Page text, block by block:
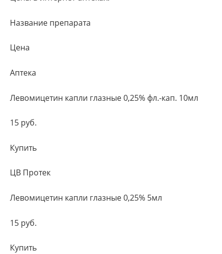
Название препарата
Цена
Аптека
Левомицетин капли глазные 0,25% фл.-кап. 10мл
15 руб.
Купить
ЦВ Протек
Левомицетин капли глазные 0,25% 5мл
15 руб.
Купить